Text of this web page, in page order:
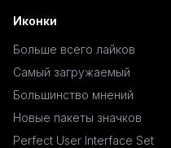
Иконки
Больше всего лайков
Самый загружаемый
Большинство мнений
Новые пакеты значков
Perfect User Interface Set